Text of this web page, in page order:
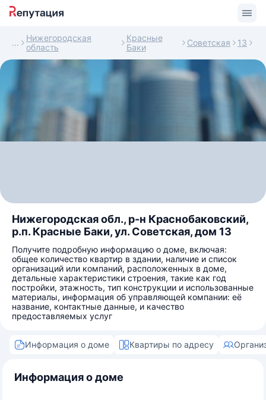
Нижегородская
область
Красные
Баки
Советская 13
Нижегородская обл., р-н Краснобаковский,
р.п. Красные Баки, ул. Советская, дом 13
Получите подробную информацию о доме, включая:
общее количество квартир в здании, наличие и список
организаций или компаний, расположенных в доме,
детальные характеристики строения, такие как год
постройки, этажность, тип конструкции и использованные
материалы, информация об управляющей компании: её
название, контактные данные, и качество
предоставляемых услуг
Информация о доме Квартиры по адресу
Информация о доме